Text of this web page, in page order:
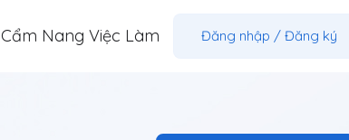
Cẩm Nang Việc Làm Đăng nhập / Đăng ký